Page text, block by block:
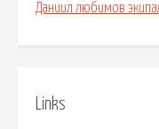
Даниил любимов
Links